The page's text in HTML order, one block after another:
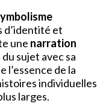
d’identité et
une narration
sujet avec sa
l’essence de la
individuelles
larges.